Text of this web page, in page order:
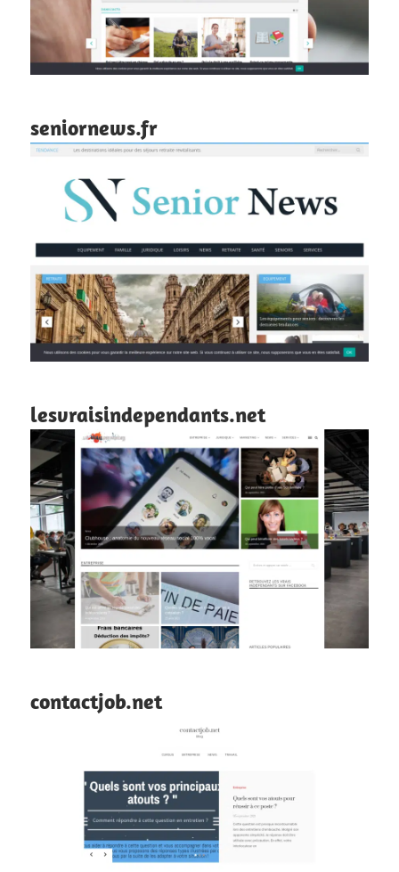
seniornews.fr
lesvraisindependants.net
contactjob.net